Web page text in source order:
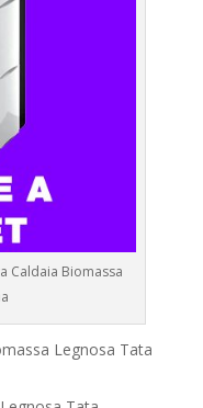
Caldaia Biomassa
Legnosa Tata